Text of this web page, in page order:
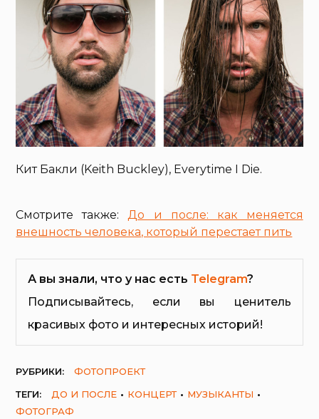
Кит Бакли (Keith Buckley), Everytime I Die.
Смотрите также:До и после: как меняется
внешность человека, который перестает пить
А вы знали, что у нас есть Telegram?
Подписывайтесь, если вы ценитель
красивых фото и интересных историй!
РУБРИКИ:
ФОТОПРОЕКТ
ТЕГИ:
ДО И ПОСЛЕ КОНЦЕРТ
МУЗЫКАНТЫ
ФОТОГРАФ